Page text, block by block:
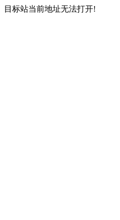
目标站当前地址无法打开!